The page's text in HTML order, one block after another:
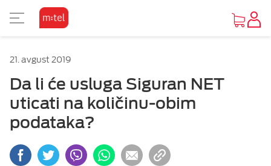
KAKO DO UREĐAJA
PONUDA UREĐAJA
OUTLET PONUDA
O MTEL PAKETIMA
SA 4 USLUGE
SA 2 I 3 USLUGE
O MTEL MOBILNOJ
PRETPLATA
KOMBINUJ
O M:SAT TV USLUZI I PAKETIMA
M:SAT TV USLUGA
M:SAT PAKETI SA 3 USLUGE
GLEDAJ I ZABAVI SE
TV PONUDA
VIDEOTEKE
O MTEL INTERNETU
INTERNET PONUDA
OSTALE USLUGE
O MTEL TELEFONIJI
PONUDA
POČETNA STRANA
VIJESTI
POMOĆ
Osnovni prikaz
Visoki kontrast
Inverzan
21. avgust 2019
Da li će usluga Siguran NET
uticati na količinu-obim
podataka?